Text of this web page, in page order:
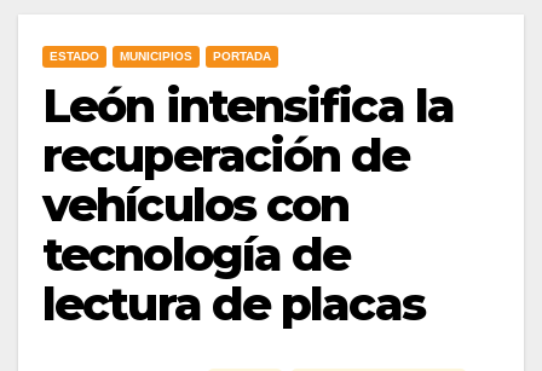
ESTADO MUNICIPIOS PORTADA
León intensifica la
recuperación de
vehículos con
tecnología de
lectura de placas